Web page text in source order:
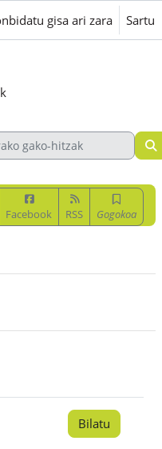
gisa ari zara Sartu
Facebook RSS Gogokoa